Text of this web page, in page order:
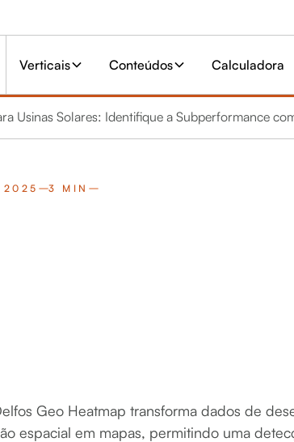
Verticais Conteúdos Calculadora
Usinas Solares: Identifique a Subperformance
2025 3 MIN
Geo Heatmap transforma dados de
espacial em mapas, permitindo uma